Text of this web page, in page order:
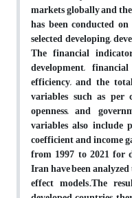
markets globally and
has been conducted
selected developing,
The financial
development,
efficiency, and the
variables such as per
openness, and
variables also include
coefficient and income
from 1997 to 2021 for
Iran have been
effect models.The